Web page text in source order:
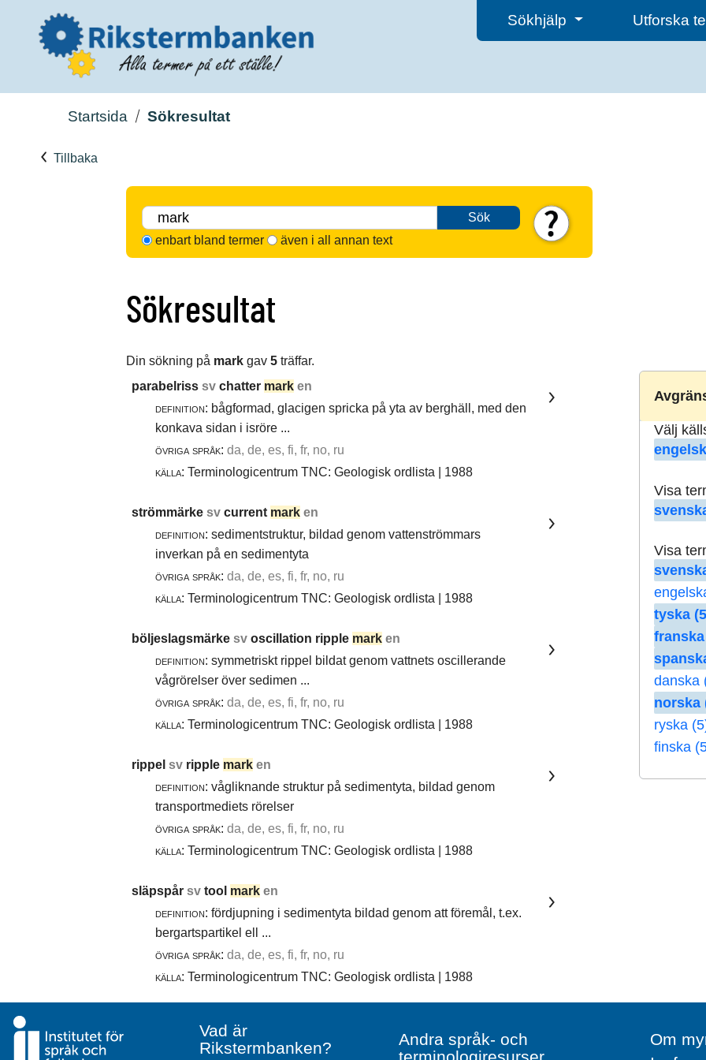
Sökhjälp Utforska
Startsida Sökresultat
Tillbaka
Sök
enbart bland termer
även i all annan text
Sökresultat
Din sökning på mark gav 5 träffar.
Välj
Visa
Visa
tyska
franska
danska
norska
ryska
finska
parabelriss sv chatter mark en
definition: bågformad, glacigen spricka på yta av berghäll, med den
konkava sidan i isröre ...
övriga språk: da, de, es, fi, fr, no, ru
källa: Terminologicentrum TNC: Geologisk ordlista | 1988
strömmärke sv current mark en
definition: sedimentstruktur, bildad genom vattenströmmars
inverkan på en sedimentyta
övriga språk: da, de, es, fi, fr, no, ru
källa: Terminologicentrum TNC: Geologisk ordlista | 1988
böljeslagsmärke sv oscillation ripple mark en
definition: symmetriskt rippel bildat genom vattnets oscillerande
vågrörelser över sedimen ...
övriga språk: da, de, es, fi, fr, no, ru
källa: Terminologicentrum TNC: Geologisk ordlista | 1988
rippel sv ripple mark en
definition: vågliknande struktur på sedimentyta, bildad genom
transportmediets rörelser
övriga språk: da, de, es, fi, fr, no, ru
källa: Terminologicentrum TNC: Geologisk ordlista | 1988
släpspår sv tool mark en
definition: fördjupning i sedimentyta bildad genom att föremål, t.ex.
bergartspartikel ell ...
övriga språk: da, de, es, fi, fr, no, ru
källa: Terminologicentrum TNC: Geologisk ordlista | 1988
Vad är
Rikstermbanken?
Andra språk- och
Om